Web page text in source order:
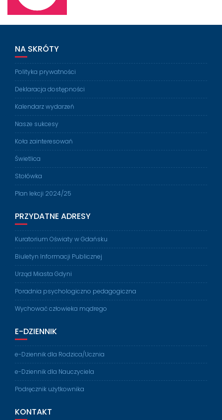
NA SKRÓTY
Polityka prywatności
Deklaracja dostępności
Kalendarz wydarzeń
Nasze sukcesy
Koła zainteresowań
Świetlica
Stołówka
Plan lekcji 2024/25
PRZYDATNE ADRESY
Kuratorium Oświaty w Gdańsku
Biuletyn Informacji Publicznej
Urząd Miasta Gdyni
Poradnia psychologiczno pedagogiczna
Wychować człowieka mądrego
E-DZIENNIK
e-Dziennik dla Rodzica/Ucznia
e-Dziennik dla Nauczyciela
Podręcznik użytkownika
KONTAKT